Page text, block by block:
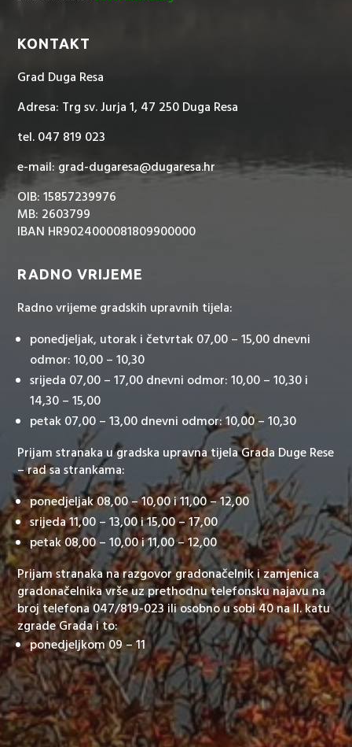
KONTAKT
Grad Duga Resa
Adresa: Trg sv. Jurja 1, 47 250 Duga Resa
tel. 047 819 023
e-mail: grad-dugaresa@dugaresa.hr
OIB: 15857239976
MB: 2603799
IBAN HR9024000081809900000
RADNO VRIJEME
Radno vrijeme gradskih upravnih tijela:
ponedjeljak, utorak i četvrtak 07,00 – 15,00 dnevni
odmor: 10,00 – 10,30
srijeda 07,00 – 17,00 dnevni odmor: 10,00 – 10,30 i
14,30 – 15,00
petak 07,00 – 13,00 dnevni odmor: 10,00 – 10,30
Prijam stranaka u gradska upravna tijela Grada Duge Rese
– rad sa strankama:
ponedjeljak 08,00 – 10,00 i 11,00 – 12,00
srijeda 11,00 – 13,00 i 15,00 – 17,00
petak 08,00 – 10,00 i 11,00 – 12,00
Prijam stranaka na razgovor gradonačelnik i zamjenica
gradonačelnika vrše uz prethodnu telefonsku najavu na
broj telefona 047/819-023 ili osobno u sobi 40 na II. katu
zgrade Grada i to:
ponedjeljkom 09 – 11